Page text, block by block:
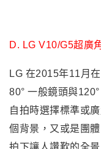
D. LG V10/G5超廣
LG 在2015年11月
80° 一般鏡頭與120°
自拍時選擇標準或
個背景，又或是團
拍下讓人讚歎的全